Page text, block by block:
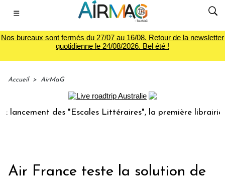
☰
Nos bureaux sont fermés du 27/07 au 16/08. Retour de la newsletter
quotidienne le 24/08/2026. Bel été !
Accueil > AirMaG
des "Escales Littéraires", la première librairie du
Air France teste la solution de